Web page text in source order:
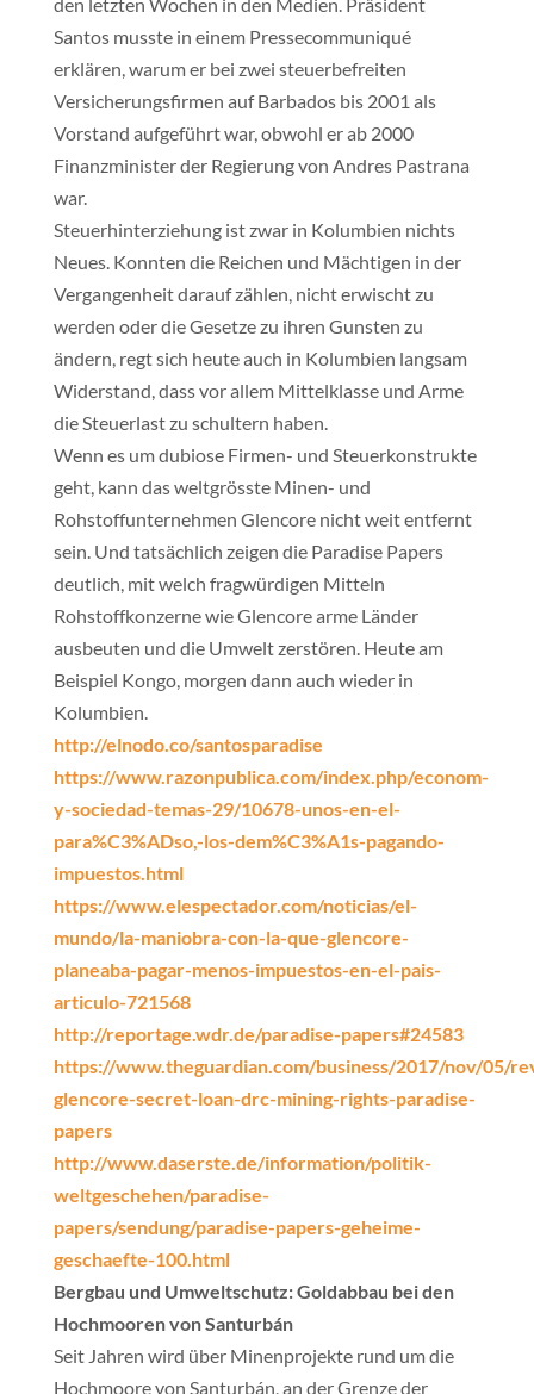
Santos musste in einem Pressecommuniqué
erklären, warum er bei zwei steuerbefreiten
Versicherungsfirmen auf Barbados bis 2001 als
Vorstand aufgeführt war, obwohl er ab 2000
Finanzminister der Regierung von Andres Pastrana
war.
Steuerhinterziehung ist zwar in Kolumbien nichts
Neues. Konnten die Reichen und Mächtigen in der
Vergangenheit darauf zählen, nicht erwischt zu
werden oder die Gesetze zu ihren Gunsten zu
ändern, regt sich heute auch in Kolumbien langsam
Widerstand, dass vor allem Mittelklasse und Arme
die Steuerlast zu schultern haben.
Wenn es um dubiose Firmen- und Steuerkonstrukte
geht, kann das weltgrösste Minen- und
Rohstoffunternehmen Glencore nicht weit entfernt
sein. Und tatsächlich zeigen die Paradise Papers
deutlich, mit welch fragwürdigen Mitteln
Rohstoffkonzerne wie Glencore arme Länder
ausbeuten und die Umwelt zerstören. Heute am
Beispiel Kongo, morgen dann auch wieder in
Kolumbien.
http://elnodo.co/santosparadise
https://www.razonpublica.com/index.php/econom-
y-sociedad-temas-29/10678-unos-en-el-
para%C3%ADso,-los-dem%C3%A1s-pagando-
impuestos.html
https://www.elespectador.com/noticias/el-
mundo/la-maniobra-con-la-que-glencore-
planeaba-pagar-menos-impuestos-en-el-pais-
articulo-721568
http://reportage.wdr.de/paradise-papers#24583
https://www.theguardian.com/business/2017/nov/05/
glencore-secret-loan-drc-mining-rights-paradise-
papers
http://www.daserste.de/information/politik-
weltgeschehen/paradise-
papers/sendung/paradise-papers-geheime-
geschaefte-100.html
Bergbau und Umweltschutz: Goldabbau bei den
Hochmooren von Santurbán
Seit Jahren wird über Minenprojekte rund um die
Hochmoore von Santurbán, an der Grenze der